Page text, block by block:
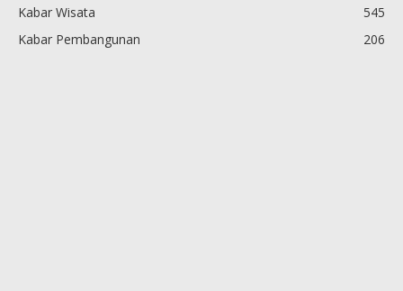
Kabar Wisata
545
Kabar Pembangunan
206